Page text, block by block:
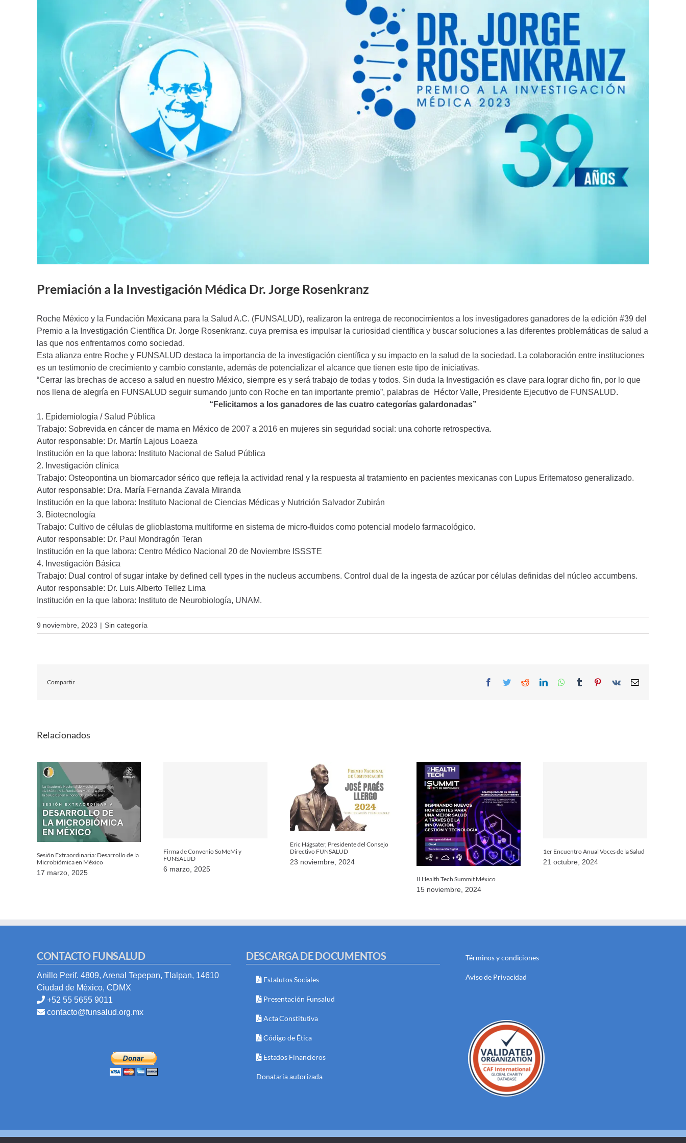
Premiación a la Investigación Médica Dr. Jorge Rosenkranz
Roche México y la Fundación Mexicana para la Salud A.C. (FUNSALUD), realizaron la entrega de reconocimientos a los investigadores ganadores de la edición #39 del
Premio a la Investigación Científica Dr. Jorge Rosenkranz. cuya premisa es impulsar la curiosidad científica y buscar soluciones a las diferentes problemáticas de salud a
las que nos enfrentamos como sociedad.
Esta alianza entre Roche y FUNSALUD destaca la importancia de la investigación científica y su impacto en la salud de la sociedad. La colaboración entre instituciones
es un testimonio de crecimiento y cambio constante, además de potencializar el alcance que tienen este tipo de iniciativas.
“Cerrar las brechas de acceso a salud en nuestro México, siempre es y será trabajo de todas y todos. Sin duda la Investigación es clave para lograr dicho fin, por lo que
nos llena de alegría en FUNSALUD seguir sumando junto con Roche en tan importante premio”, palabras de Héctor Valle, Presidente Ejecutivo de FUNSALUD.
“Felicitamos a los ganadores de las cuatro categorías galardonadas”
1. Epidemiología / Salud Pública
Trabajo: Sobrevida en cáncer de mama en México de 2007 a 2016 en mujeres sin seguridad social: una cohorte retrospectiva.
Autor responsable: Dr. Martín Lajous Loaeza
Institución en la que labora: Instituto Nacional de Salud Pública
2. Investigación clínica
Trabajo: Osteopontina un biomarcador sérico que refleja la actividad renal y la respuesta al tratamiento en pacientes mexicanas con Lupus Eritematoso generalizado.
Autor responsable: Dra. María Fernanda Zavala Miranda
Institución en la que labora: Instituto Nacional de Ciencias Médicas y Nutrición Salvador Zubirán
3. Biotecnología
Trabajo: Cultivo de células de glioblastoma multiforme en sistema de micro-fluidos como potencial modelo farmacológico.
Autor responsable: Dr. Paul Mondragón Teran
Institución en la que labora: Centro Médico Nacional 20 de Noviembre ISSSTE
4. Investigación Básica
Trabajo: Dual control of sugar intake by defined cell types in the nucleus accumbens. Control dual de la ingesta de azúcar por células definidas del núcleo accumbens.
Autor responsable: Dr. Luis Alberto Tellez Lima
Institución en la que labora: Instituto de Neurobiología, UNAM.
9 noviembre, 2023 | Sin categoría
Compartir Facebook
TwitterRedditLinkedInWhatsApp
Tumblr Pinterest
Vk Email
Relacionados
Sesión Extraordinaria: Desarrollo de la
Microbiómica en México
17 marzo, 2025
Firma de Convenio SoMeMi y
FUNSALUD
6 marzo, 2025
Eric Hágsater, Presidente del Consejo
Directivo FUNSALUD
23 noviembre, 2024
II Health Tech Summit México
15 noviembre, 2024
1er Encuentro Anual Voces de la Salud
21 octubre, 2024
CONTACTO FUNSALUD
Anillo Perif. 4809, Arenal Tepepan, Tlalpan, 14610
Ciudad de México, CDMX
+52 55 5655 9011
contacto@funsalud.org.mx
DESCARGA DE DOCUMENTOS
Estatutos Sociales
Presentación Funsalud
Acta Constitutiva
Código de Ética
Estados Financieros
Donataria autorizada
Términos y condiciones
Aviso de Privacidad